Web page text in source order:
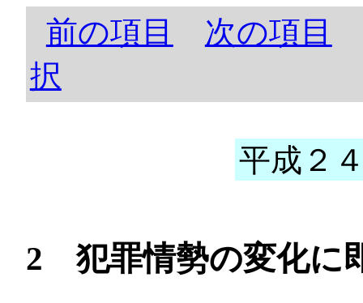
前の項目
次の項目
択
平成２
2 犯罪情勢の変化に